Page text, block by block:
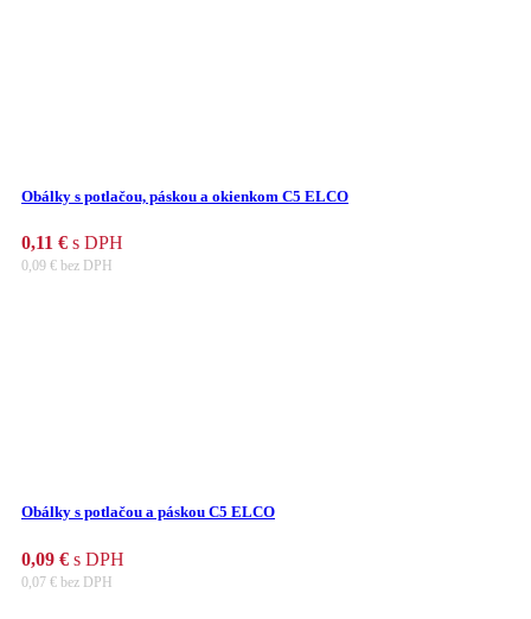
Obálky s potlačou, páskou a okienkom C5 ELCO
0,11 € s DPH
0,09 € bez DPH
Obálky s potlačou a páskou C5 ELCO
0,09 € s DPH
0,07 € bez DPH